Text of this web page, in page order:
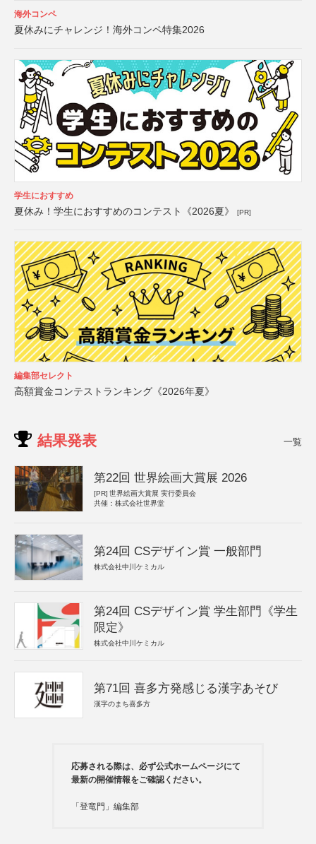
海外コンペ
夏休みにチャレンジ！海外コンペ特集2026
学生におすすめ
夏休み！学生におすすめのコンテスト《2026夏》 [PR]
編集部セレクト
高額賞金コンテストランキング《2026年夏》
結果発表 一覧
第22回 世界絵画大賞展 2026
[PR] 世界絵画大賞展 実行委員会
共催：株式会社世界堂
第24回 CSデザイン賞 一般部門
株式会社中川ケミカル
第24回 CSデザイン賞 学生部門《学生
限定》
株式会社中川ケミカル
第71回 喜多方発感じる漢字あそび
漢字のまち喜多方
応募される際は、必ず公式ホームページにて
最新の開催情報をご確認ください。
「登竜門」編集部